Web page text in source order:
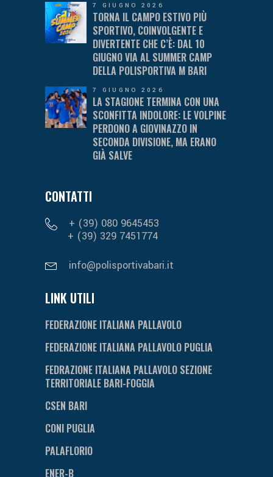
7 GIUGNO 2026
TORNA IL CAMPO ESTIVO PIÙ
SPORTIVO, COINVOLGENTE E
DIVERTENTE CHE C’È: DAL 10
GIUGNO VIA AL SUMMER CAMP
DELLA POLISPORTIVA M BARI
7 GIUGNO 2026
LA STAGIONE TERMINA CON UNA
SCONFITTA INDOLORE: LE VOLPINE
PERDONO A GIOVINAZZO IN
SECONDA DIVISIONE, MA ERANO
GIÀ SALVE
CONTATTI
+ (39) 080 9645453
+ (39) 329 7451774
info@polisportivabari.it
LINK UTILI
FEDERAZIONE ITALIANA PALLAVOLO
FEDERAZIONE ITALIANA PALLAVOLO PUGLIA
FEDRAZIONE ITALIANA PALLAVOLO SEZIONE
TERRITORIALE BARI-FOGGIA
CSEN BARI
CONI PUGLIA
PALAFLORIO
ENER-B